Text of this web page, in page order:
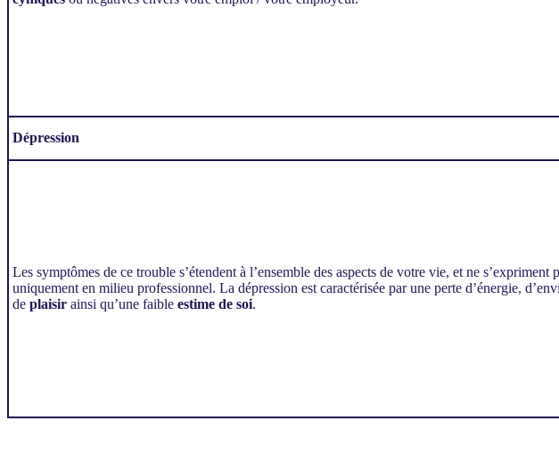
Dépression
Les symptômes de ce trouble s’étendent à l’ensemble des aspects de votre vie, et ne s’expriment
uniquement en milieu professionnel. La dépression est caractérisée par une perte d’énergie,
de plaisir ainsi qu’une faible estime de soi.